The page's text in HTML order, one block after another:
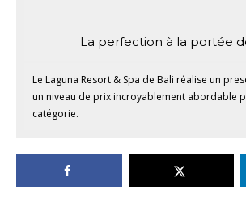
La perfection à la portée
Le Laguna Resort & Spa de Bali réalise un
un niveau de prix incroyablement abordable
catégorie.